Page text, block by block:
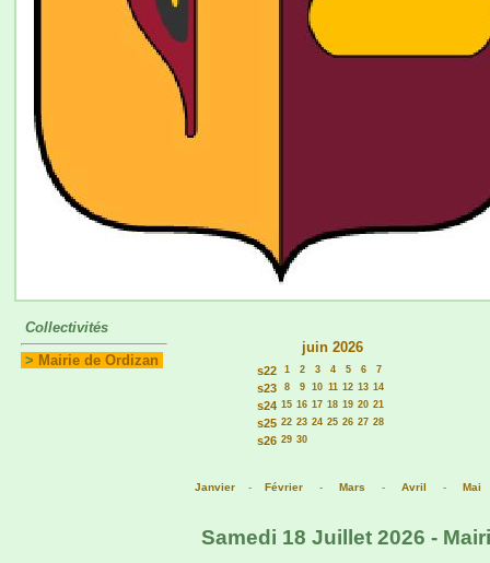
Collectivités
> Mairie de Ordizan
juin 2026
s22 1 2 3 4 5 6 7
s23 8 9 10 11 12 13 14
s24 15 16 17 18 19 20 21
s25 22 23 24 25 26 27 28
s26 29 30
Janvier - Février - Mars - Avril - Mai
Samedi 18 Juillet 2026 -